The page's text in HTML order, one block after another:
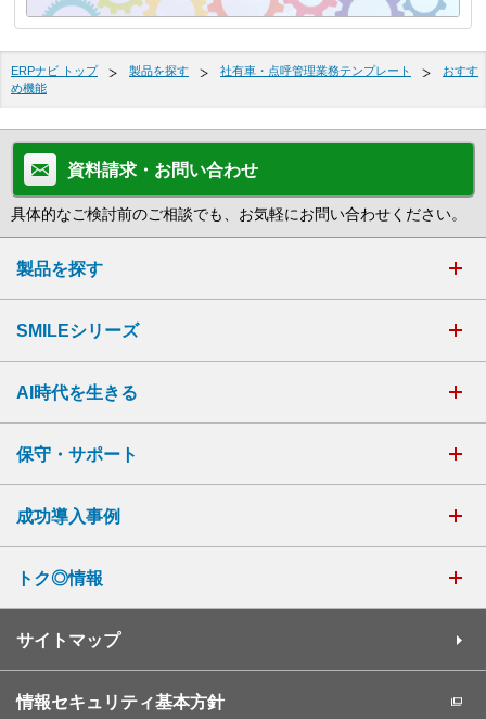
ERPナビ トップ 製品を探す 社有車・点呼管理業務テンプレート
おすす
め機能
資料請求・お問い合わせ
具体的なご検討前のご相談でも、お気軽にお問い合わせください。
製品を探す
SMILEシリーズ
AI時代を生きる
保守・サポート
成功導入事例
トク◎情報
サイトマップ
情報セキュリティ基本方針